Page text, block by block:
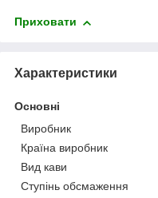
Приховати
Характеристики
Основні
Виробник
Країна виробник
Вид кави
Ступінь обсмаження